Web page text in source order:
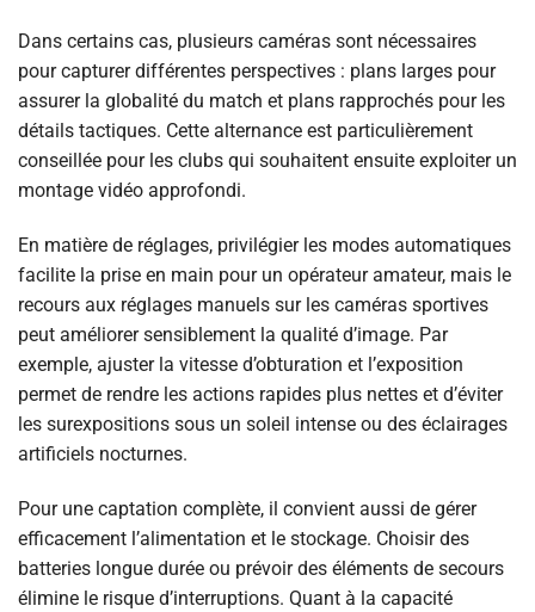
Dans certains cas, plusieurs caméras sont nécessaires
pour capturer différentes perspectives : plans larges pour
assurer la globalité du match et plans rapprochés pour les
détails tactiques. Cette alternance est particulièrement
conseillée pour les clubs qui souhaitent ensuite exploiter un
montage vidéo approfondi.
En matière de réglages, privilégier les modes automatiques
facilite la prise en main pour un opérateur amateur, mais le
recours aux réglages manuels sur les caméras sportives
peut améliorer sensiblement la qualité d’image. Par
exemple, ajuster la vitesse d’obturation et l’exposition
permet de rendre les actions rapides plus nettes et d’éviter
les surexpositions sous un soleil intense ou des éclairages
artificiels nocturnes.
Pour une captation complète, il convient aussi de gérer
efficacement l’alimentation et le stockage. Choisir des
batteries longue durée ou prévoir des éléments de secours
élimine le risque d’interruptions. Quant à la capacité